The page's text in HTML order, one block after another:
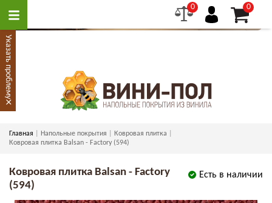
0 0
Главная Напольные покрытия
Ковровая плитка
Ковровая плитка Balsan - Factory (594)
Есть в наличии
Ковровая плитка Balsan - Factory
(594)
Указать проблему
×